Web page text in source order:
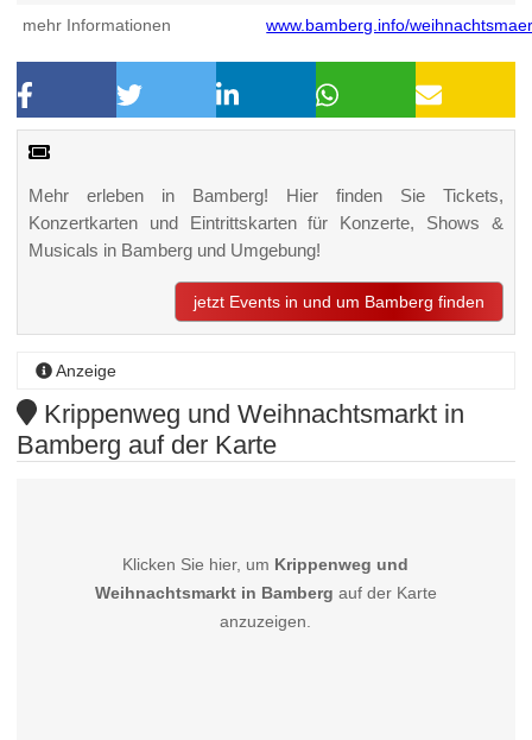
mehr Informationen www.bamberg.info/
Mehr erleben in Bamberg! Hier finden Sie Tickets,
Konzertkarten und Eintrittskarten für Konzerte, Shows &
Musicals in Bamberg und Umgebung!
jetzt Events in und um Bamberg finden
Anzeige
Krippenweg und Weihnachtsmarkt in
Bamberg auf der Karte
Klicken Sie hier, um Krippenweg und
Weihnachtsmarkt in Bamberg auf der Karte
anzuzeigen.